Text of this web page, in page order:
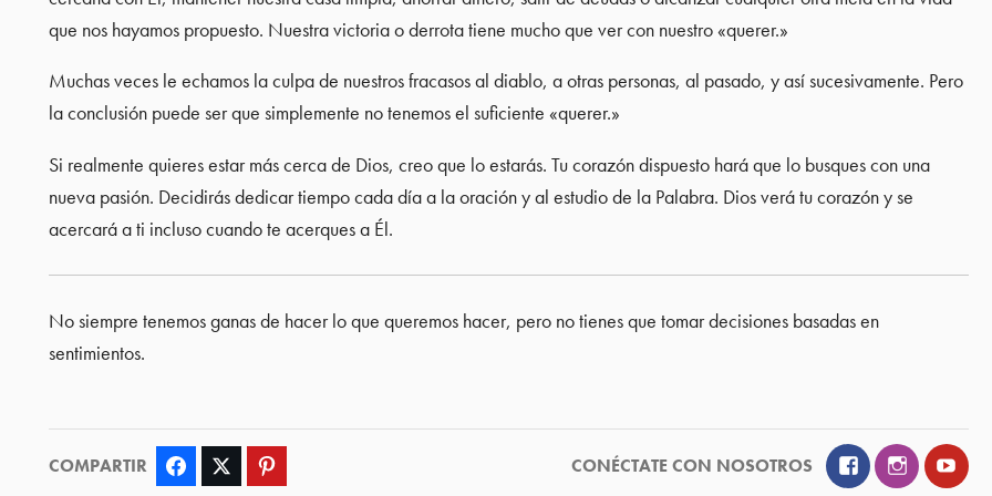
que nos hayamos propuesto. Nuestra victoria o derrota tiene mucho que ver con nuestro «querer.»
Muchas veces le echamos la culpa de nuestros fracasos al diablo, a otras personas, al pasado, y así sucesivamente. Pero
la conclusión puede ser que simplemente no tenemos el suficiente «querer.»
Si realmente quieres estar más cerca de Dios, creo que lo estarás. Tu corazón dispuesto hará que lo busques con una
nueva pasión. Decidirás dedicar tiempo cada día a la oración y al estudio de la Palabra. Dios verá tu corazón y se
acercará a ti incluso cuando te acerques a Él.
No siempre tenemos ganas de hacer lo que queremos hacer, pero no tienes que tomar decisiones basadas en
sentimientos.
COMPARTIR Facebook Twitter CONÉCTATE CON NOSOTROS FacebookInstagram